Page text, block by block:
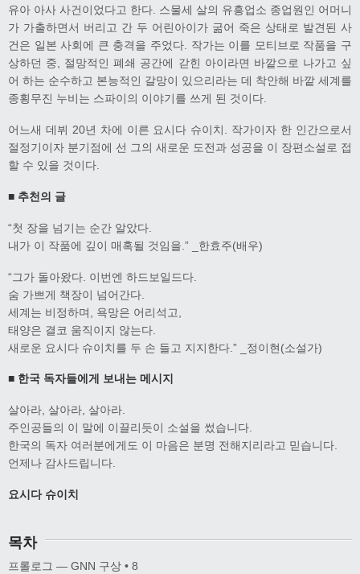
유아 아사 사건이었다고 한다. 스물세 살의 유흥업소 종업원인 어머니
가 가출하면서 버리고 간 두 어린아이가 굶어 죽은 상태로 발견된 사
건은 일본 사회에 큰 충격을 주었다. 작가는 이를 모티브로 작품을 구
상하던 중, 절망적인 폐쇄 공간에 갇힌 아이라면 바깥으로 나가고 싶
어 하는 순수하고 본능적인 갈망이 있으리라는 데 착안해 바깥 세계를
종횡무진 누비는 스파이의 이야기를 쓰게 된 것이다.
어느새 데뷔 20년 차에 이른 요시다 슈이치. 작가이자 한 인간으로서
절정기이자 분기점에 선 그의 새로운 도전과 성공을 이 장편소설로 접
할 수 있을 것이다.
■ 추천의 글
“첫 장을 넘기는 순간 알았다.
내가 이 작품에 깊이 매혹될 것임을.” _한효주(배우)
“그가 돌아왔다. 이번엔 하드보일드다.
숨 가쁘게 책장이 넘어간다.
세계는 비정하며, 욕망은 어리석고,
태양은 결코 움직이지 않는다.
새로운 요시다 슈이치를 두 손 들고 지지한다.” _정이현(소설가)
■ 한국 독자들에게 보내는 메시지
살아라, 살아라, 살아라.
주인공들의 이 말에 이끌리듯이 소설을 썼습니다.
한국의 독자 여러분에게도 이 마음은 분명 전해지리라고 믿습니다.
언제나 감사드립니다.
요시다 슈이치
목차
프롤로그 ― GNN 구상 • 8